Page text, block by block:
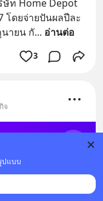
ปแบบ
ษัท Home Depot
โดยจ่ายปันผลปีละ
ายน กั... อ่านต่อ
3
จ